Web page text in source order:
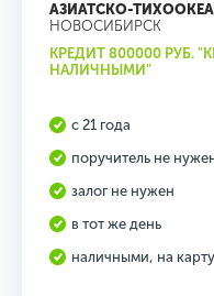
АЗИАТСКО-
НОВОСИБИРСК
КРЕДИТ 800000 РУБ.
НАЛИЧНЫМИ"
с 21 года
поручитель не
залог не нужен
в тот же день
наличными, на карту